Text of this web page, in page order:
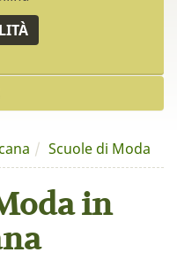
Scuole di Moda
in